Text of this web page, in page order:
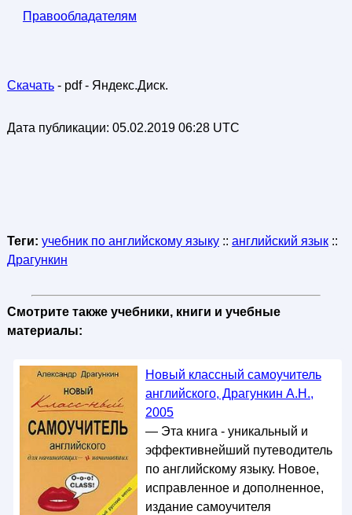
Правообладателям
Скачать- pdf - Яндекс.Диск.
Дата публикации: 05.02.2019 06:28 UTC
Теги: учебник по английскому языку:: английский язык::
Драгункин
Смотрите также учебники, книги и учебные
материалы:
Новый классный самоучитель
английского, Драгункин А.Н.,
2005
— Эта книга - уникальный и
эффективнейший путеводитель
по английскому языку. Новое,
исправленное и дополненное,
издание самоучителя